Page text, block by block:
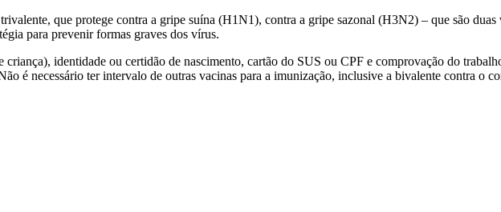
que protege contra a gripe suína (H1N1), contra a gripe sazonal (H3N2) – que são
para prevenir formas graves dos vírus.
criança), identidade ou certidão de nascimento, cartão do SUS ou CPF e comprovação do
é necessário ter intervalo de outras vacinas para a imunização, inclusive a bivalente contra o